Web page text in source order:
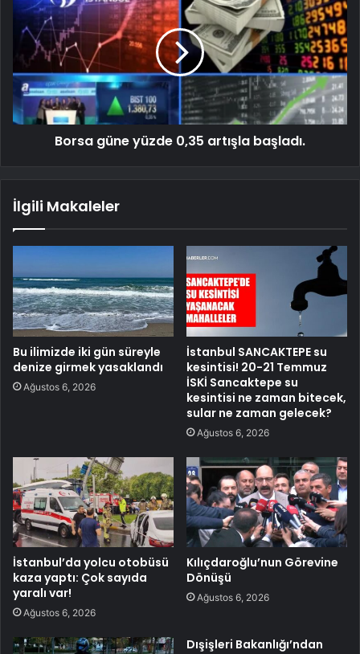
Borsa güne yüzde 0,35 artışla başladı.
İlgili Makaleler
Bu ilimizde iki gün süreyle
denize girmek yasaklandı
Ağustos 6, 2026
İstanbul SANCAKTEPE su
kesintisi! 20-21 Temmuz
İSKİ Sancaktepe su
kesintisi ne zaman bitecek,
sular ne zaman gelecek?
Ağustos 6, 2026
İstanbul’da yolcu otobüsü
kaza yaptı: Çok sayıda
yaralı var!
Ağustos 6, 2026
Kılıçdaroğlu’nun Görevine
Dönüşü
Ağustos 6, 2026
Dışişleri Bakanlığı’ndan